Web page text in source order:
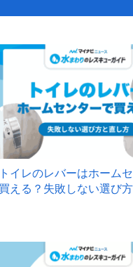
トイレのレバーはホーム
買える？失敗しない選び